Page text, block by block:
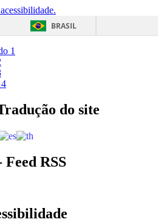
BRASIL
1
4
do site
RSS